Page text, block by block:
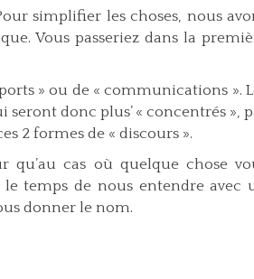
simplifier les choses, nous
Vous passeriez dans la
» ou de « communications ».
donc plus’ « concentrés »,
2 formes de « discours ».
cas où quelque chose
temps de nous entendre avec
donner le nom.